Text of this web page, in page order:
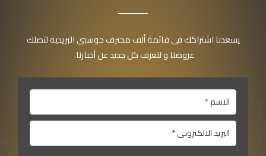
يسعدنا اشتراكك فى قائمة ألف محترف حوسبي البريدية لتصلك
عروضنا و لتعرف كل جديد عن أخبارنا.